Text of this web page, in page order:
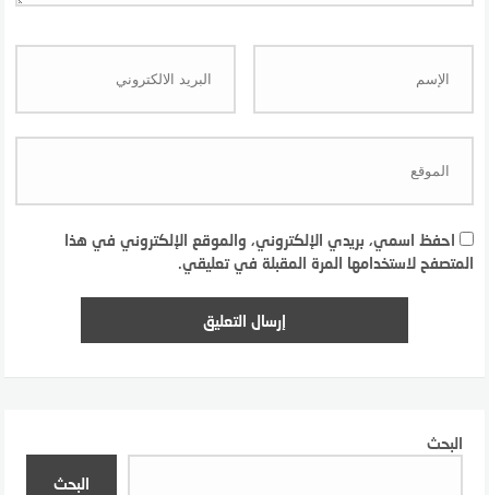
احفظ اسمي، بريدي الإلكتروني، والموقع الإلكتروني في هذا
المتصفح لاستخدامها المرة المقبلة في تعليقي.
البحث
البحث